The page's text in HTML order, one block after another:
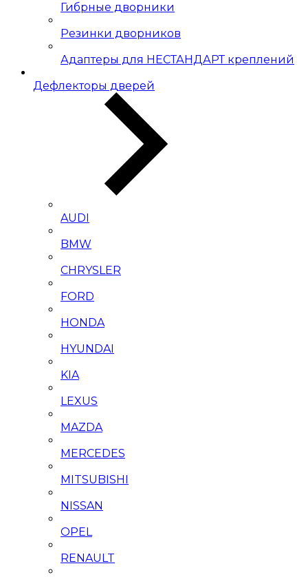
Гибрные дворники
Резинки дворников
Адаптеры для НЕСТАНДАРТ креплений
Дефлекторы дверей
AUDI
BMW
CHRYSLER
FORD
HONDA
HYUNDAI
KIA
LEXUS
MAZDA
MERCEDES
MITSUBISHI
NISSAN
OPEL
RENAULT